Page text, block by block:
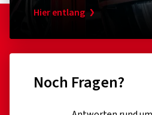
Hier entlang
Noch Fragen?